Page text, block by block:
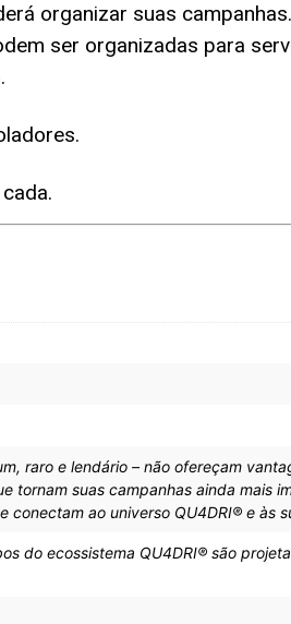
organizar suas campanhas.
ser organizadas para
raro e lendário – não ofereçam
suas campanhas ainda mais
ao universo QU4DRI® e às
do ecossistema QU4DRI® são